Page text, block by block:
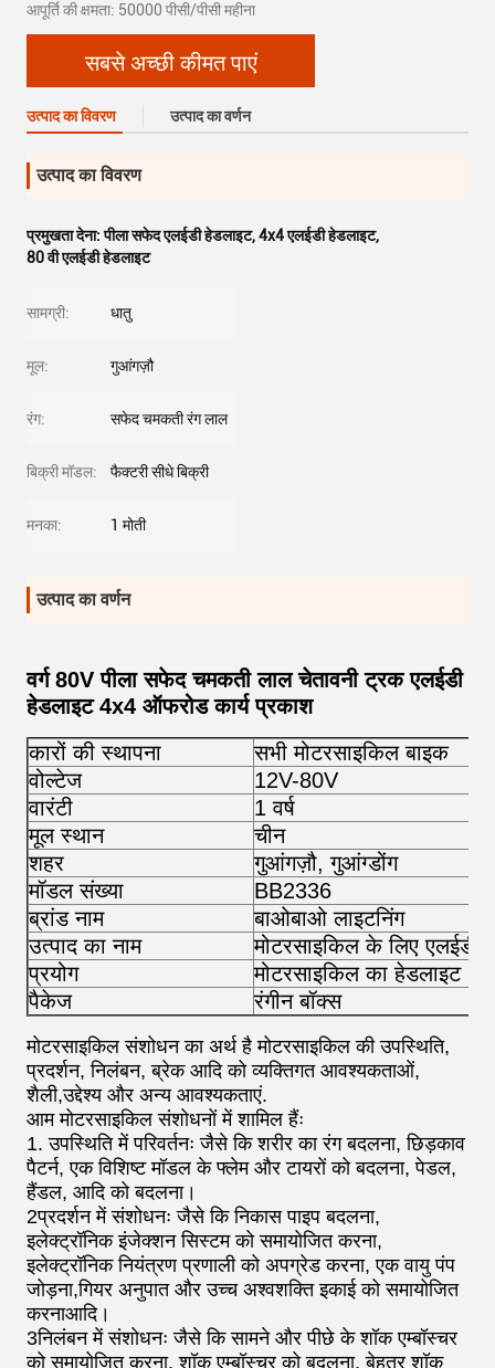
आपूर्ति की क्षमता: 50000 पीसी/पीसी महीना
सबसे अच्छी कीमत पाएं
उत्पाद का विवरण उत्पाद का वर्णन
उत्पाद का विवरण
प्रमुखता देना:पीला सफेद एलईडी हेडलाइट,4x4 एलईडी हेडलाइट,
80 वी एलईडी हेडलाइट
सामग्री: धातु
मूल: गुआंगज़ौ
रंग: सफेद चमकती रंग लाल
बिक्री मॉडल: फैक्टरी सीधे बिक्री
मनका: 1 मोती
उत्पाद का वर्णन
वर्ग 80V पीला सफेद चमकती लाल चेतावनी ट्रक एलईडी
हेडलाइट 4x4 ऑफरोड कार्य प्रकाश
कारों की स्थापना
सभी मोटरसाइकिल बाइक
वोल्टेज
12V-80V
वारंटी
1 वर्ष
मूल स्थान
चीन
शहर
गुआंगज़ौ, गुआंग्डोंग
मॉडल संख्या
BB2336
ब्रांड नाम
बाओबाओ लाइटनिंग
उत्पाद का नाम
मोटरसाइकिल के लिए एलईडी
प्रयोग
मोटरसाइकिल का हेडलाइट
पैकेज
रंगीन बॉक्स
मोटरसाइकिल संशोधन का अर्थ है मोटरसाइकिल की उपस्थिति,
प्रदर्शन, निलंबन, ब्रेक आदि को व्यक्तिगत आवश्यकताओं,
शैली,उद्देश्य और अन्य आवश्यकताएं.
आम मोटरसाइकिल संशोधनों में शामिल हैंः
1. उपस्थिति में परिवर्तनः जैसे कि शरीर का रंग बदलना, छिड़काव
पैटर्न, एक विशिष्ट मॉडल के फ्लेम और टायरों को बदलना, पेडल,
हैंडल, आदि को बदलना।
2प्रदर्शन में संशोधनः जैसे कि निकास पाइप बदलना,
इलेक्ट्रॉनिक इंजेक्शन सिस्टम को समायोजित करना,
इलेक्ट्रॉनिक नियंत्रण प्रणाली को अपग्रेड करना, एक वायु पंप
जोड़ना,गियर अनुपात और उच्च अश्वशक्ति इकाई को समायोजित
करनाआदि।
3निलंबन में संशोधनः जैसे कि सामने और पीछे के शॉक एम्बॉस्चर
को समायोजित करना, शॉक एम्बॉस्चर को बदलना, बेहतर शॉक